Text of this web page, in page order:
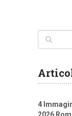
4
2026